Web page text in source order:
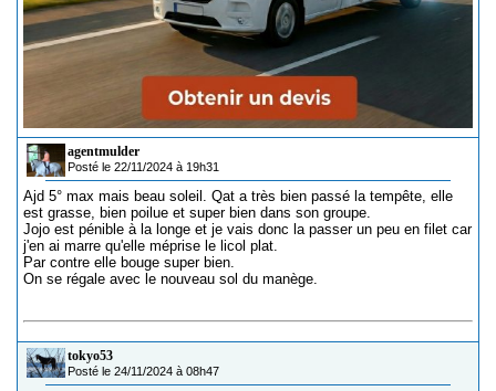
agentmulder
Posté le 22/11/2024 à 19h31
Ajd 5° max mais beau soleil. Qat a très bien passé la tempête, elle
est grasse, bien poilue et super bien dans son groupe.
Jojo est pénible à la longe et je vais donc la passer un peu en filet car
j'en ai marre qu'elle méprise le licol plat.
Par contre elle bouge super bien.
On se régale avec le nouveau sol du manège.
tokyo53
Posté le 24/11/2024 à 08h47